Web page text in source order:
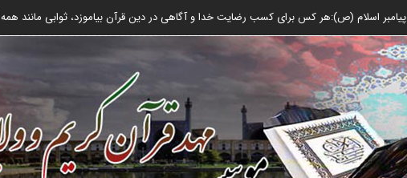
پیامبر اسلام (ص):هر كس براى كسب رضايت خدا و آگاهى در دين قرآن بياموزد، ثوابى مانند